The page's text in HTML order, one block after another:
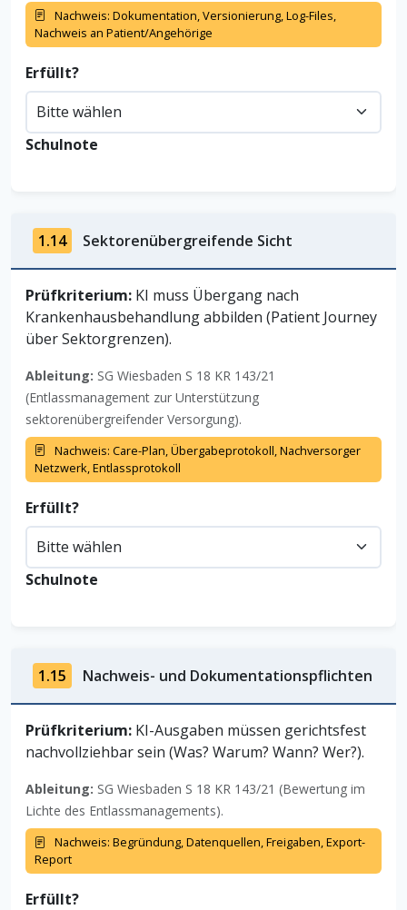
Nachweis: Dokumentation, Versionierung, Log-Files,
Nachweis an Patient/Angehörige
Erfüllt?
Schulnote
1.14 Sektorenübergreifende Sicht
Prüfkriterium: KI muss Übergang nach
Krankenhausbehandlung abbilden (Patient Journey
über Sektorgrenzen).
Ableitung: SG Wiesbaden S 18 KR 143/21
(Entlassmanagement zur Unterstützung
sektorenübergreifender Versorgung).
Nachweis: Care-Plan, Übergabeprotokoll, Nachversorger
Netzwerk, Entlassprotokoll
Erfüllt?
Schulnote
1.15 Nachweis- und Dokumentationspflichten
Prüfkriterium: KI-Ausgaben müssen gerichtsfest
nachvollziehbar sein (Was? Warum? Wann? Wer?).
Ableitung: SG Wiesbaden S 18 KR 143/21 (Bewertung im
Lichte des Entlassmanagements).
Nachweis: Begründung, Datenquellen, Freigaben, Export-
Report
Erfüllt?